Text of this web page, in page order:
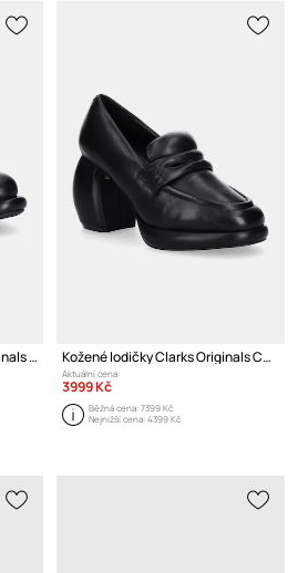
Kožené polobotky Clarks Originals CUR Oxford 1 Kožené lodičky Clarks Originals CUR Loafer 1
Aktuální cena:
3999 Kč
Běžná cena:7399 Kč
Nejnižší cena:4399 Kč